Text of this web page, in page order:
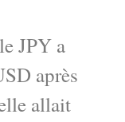
JPY a
après
allait